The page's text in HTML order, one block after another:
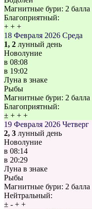
Магнитные бури: 2 балла
Благоприятный:
+ + +
18 Февраля 2026 Среда
1, 2 лунный день
Новолуние
в 08:08
в 19:02
Луна в знаке
Рыбы
Магнитные бури: 2 балла
Благоприятный:
± + + +
19 Февраля 2026 Четверг
2, 3 лунный день
Новолуние
в 08:14
в 20:29
Луна в знаке
Рыбы
Магнитные бури: 2 балла
Нейтральный:
± - + +